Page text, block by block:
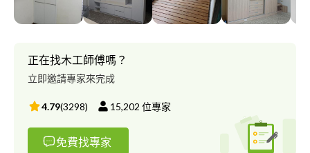
正在找木工師傅嗎？
立即邀請專家來完成
4.79(3298) 15,202 位專家
免費找專家